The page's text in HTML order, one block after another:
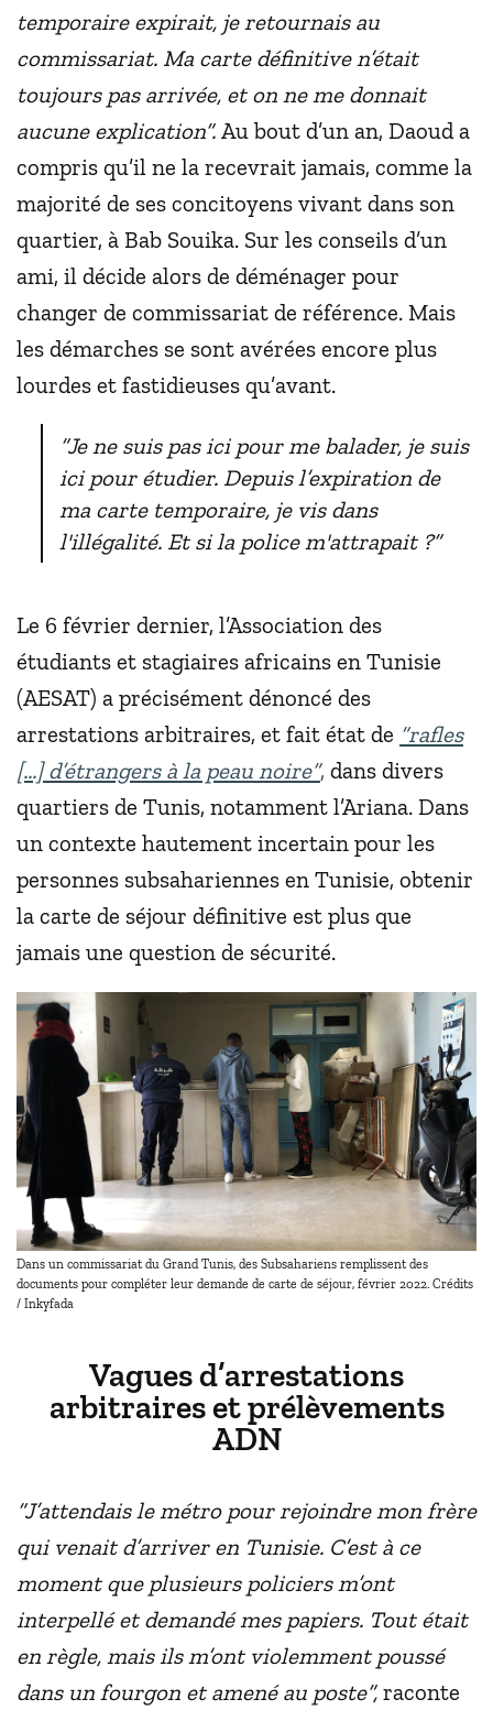
temporaire expirait, je retournais au
commissariat. Ma carte définitive n’était
toujours pas arrivée, et on ne me donnait
aucune explication”. Au bout d’un an, Daoud a
compris qu’il ne la recevrait jamais, comme la
majorité de ses concitoyens vivant dans son
quartier, à Bab Souika. Sur les conseils d’un
ami, il décide alors de déménager pour
changer de commissariat de référence. Mais
les démarches se sont avérées encore plus
lourdes et fastidieuses qu’avant.
“Je ne suis pas ici pour me balader, je suis
ici pour étudier. Depuis l’expiration de
ma carte temporaire, je vis dans
l'illégalité. Et si la police m'attrapait ?”
Le 6 février dernier, l’Association des
étudiants et stagiaires africains en Tunisie
(AESAT) a précisément dénoncé des
arrestations arbitraires, et fait état de “rafles
[...] d’étrangers à la peau noire”, dans divers
quartiers de Tunis, notamment l’Ariana. Dans
un contexte hautement incertain pour les
personnes subsahariennes en Tunisie, obtenir
la carte de séjour définitive est plus que
jamais une question de sécurité.
Dans un commissariat du Grand Tunis, des Subsahariens remplissent des
documents pour compléter leur demande de carte de séjour, février 2022. Crédits
/ Inkyfada
Vagues d’arrestations
arbitraires et prélèvements
ADN
“J’attendais le métro pour rejoindre mon frère
qui venait d’arriver en Tunisie. C’est à ce
moment que plusieurs policiers m’ont
interpellé et demandé mes papiers. Tout était
en règle, mais ils m’ont violemment poussé
dans un fourgon et amené au poste”, raconte